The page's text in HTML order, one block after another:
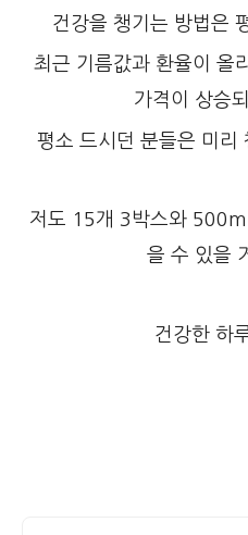
건강을 챙기는 방법은
최근 기름값과 환율이 올
가격이 상승
평소 드시던 분들은 미리
저도 15개 3박스와
을 수 있을
건강한 하